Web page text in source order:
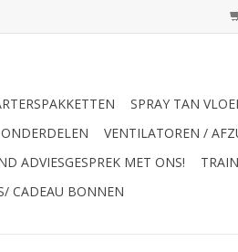
SPRAY TAN
ONDERDELEN VENTILATOREN /
ADVIESGESPREK MET ONS!
CADEAU BONNEN